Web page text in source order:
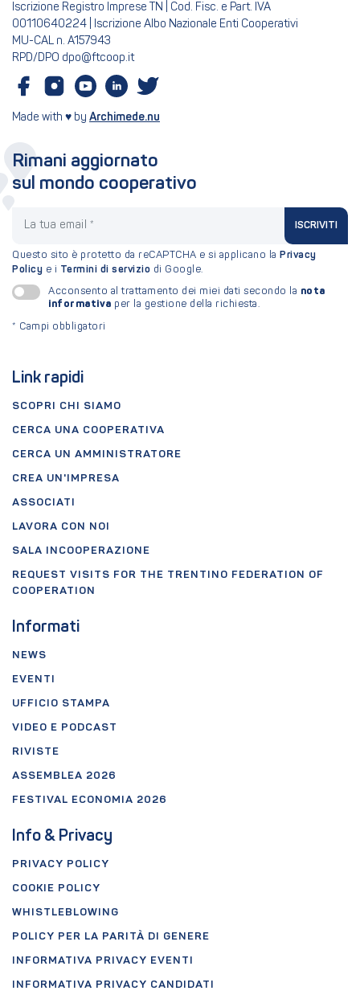
Iscrizione Registro Imprese TN | Cod. Fisc. e Part. IVA
00110640224 | Iscrizione Albo Nazionale Enti Cooperativi
MU-CAL n. A157943
RPD/DPO dpo@ftcoop.it
Made with ♥ by Archimede.nu
Link rapidi
SCOPRI CHI SIAMO
CERCA UNA COOPERATIVA
CERCA UN AMMINISTRATORE
CREA UN'IMPRESA
ASSOCIATI
LAVORA CON NOI
SALA INCOOPERAZIONE
REQUEST VISITS FOR THE TRENTINO FEDERATION OF
COOPERATION
Informati
NEWS
EVENTI
UFFICIO STAMPA
VIDEO E PODCAST
RIVISTE
ASSEMBLEA 2026
FESTIVAL ECONOMIA 2026
Info & Privacy
PRIVACY POLICY
COOKIE POLICY
WHISTLEBLOWING
POLICY PER LA PARITÀ DI GENERE
INFORMATIVA PRIVACY EVENTI
INFORMATIVA PRIVACY CANDIDATI
Rimani aggiornato
sul mondo cooperativo
ISCRIVITI
Questo sito è protetto da reCAPTCHA e si applicano la Privacy
Policy e i Termini di servizio di Google.
Acconsento al trattamento dei miei dati secondo la nota
informativa per la gestione della richiesta.
* Campi obbligatori